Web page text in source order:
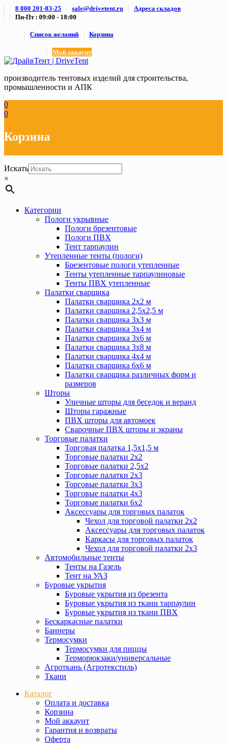
Skip8 800 201-83-25 sale@drivetent.ru
Адреса складов
Пн-Пт : 09:00 - 18:00
Список желаний Корзина
Мой аккаунт
производитель тентовых изделий для строительства,
промышленности и АПК
0
0
Корзина
Искать
×
Категории
Пологи укрывные
Пологи брезентовые
Пологи ПВХ
Тент тарпаулин
Утепленные тенты (пологи)
Брезентовые пологи утепленные
Тенты утепленные тарпаулиновые
Тенты ПВХ утепленные
Палатки сварщика
Палатки сварщика 2х2 м
Палатки сварщика 2,5х2,5 м
Палатки сварщика 3х3 м
Палатки сварщика 3х4 м
Палатки сварщика 3х6 м
Палатки сварщика 3х8 м
Палатки сварщика 4х4 м
Палатки сварщика 6х6 м
Палатки сварщика различных форм и
размеров
Шторы
Уличные шторы для беседок и веранд
Шторы гаражные
ПВХ шторы для автомоек
Сварочные ПВХ шторы и экраны
Торговые палатки
Торговая палатка 1,5х1,5 м
Торговые палатки 2х2
Торговые палатки 2,5х2
Торговые палатки 2х3
Торговые палатки 3х3
Торговые палатки 4х3
Торговые палатки 6х2
Аксессуары для торговых палаток
Чехол для торговой палатки 2х2
Аксессуары для торговых палаток
Каркасы для торговых палаток
Чехол для торговой палатки 2х3
Автомобильные тенты
Тенты на Газель
Тент на УАЗ
Буровые укрытия
Буровые укрытия из брезента
Буровые укрытия из ткани тарпаулин
Буровые укрытия из ткани ПВХ
Бескаркасные палатки
Баннеры
Термосумки
Термосумки для пиццы
Терморюкзаки/универсальные
Агроткань (Агротекстиль)
Ткани
Каталог
Оплата и доставка
Корзина
Мой аккаунт
Гарантия и возвраты
Оферта